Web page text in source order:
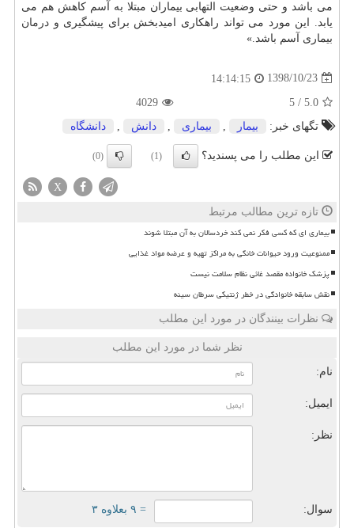
می باشد و حتی وضعیت التهابی بیماران مبتلا به آسم كاهش هم می
یابد. این مورد می تواند راهكاری امیدبخش برای پیشگیری و درمان
بیماری آسم باشد.»
1398/10/23
14:14:15
5.0
/
5
4029
تگهای خبر:
بیمار بیماری دانش دانشگاه
این مطلب را می پسندید؟ (1)
(0)
X
تازه ترین مطالب مرتبط
بیماری ای که کسی فکر نمی کند خردسالان به آن مبتلا شوند
ممنوعیت ورود حیوانات خانگی به مراکز تهیه و عرضه مواد غذایی
پزشک خانواده مقصد غائی نظام سلامت نیست
نقش سابقه خانوادگی در خطر ژنتیکی سرطان سینه
نظرات بینندگان در مورد این مطلب
نظر شما در مورد این مطلب
نام:
ایمیل:
نظر:
سوال: = ۹ بعلاوه ۳